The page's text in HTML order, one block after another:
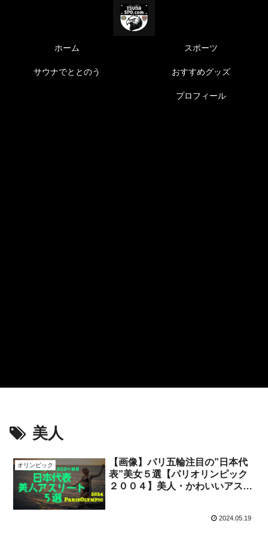
ホーム スポーツ
サウナでととのう おすすめグッズ
プロフィール
美人
オリンピック
【画像】パリ五輪注目の”日本代
表”美女５選【パリオリンピック
２００４】美人・かわいいアスリ
2024.05.19